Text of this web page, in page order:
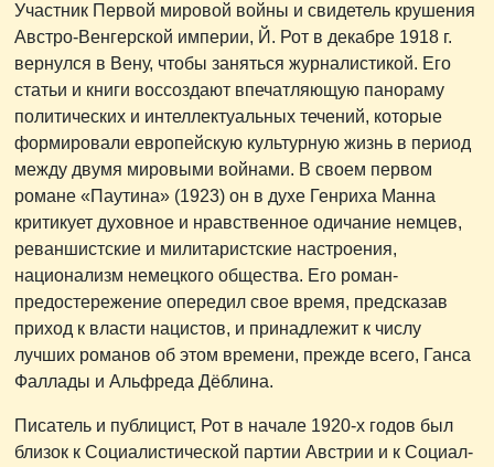
Участник Первой мировой войны и свидетель крушения
Австро-Венгерской империи, Й. Рот в декабре 1918 г.
вернулся в Вену, чтобы заняться журналистикой. Его
статьи и книги воссоздают впечатляющую панораму
политических и интеллектуальных течений, которые
формировали европейскую культурную жизнь в период
между двумя мировыми войнами. В своем первом
романе «Паутина» (1923) он в духе Генриха Манна
критикует духовное и нравственное одичание немцев,
реваншистские и милитаристские настроения,
национализм немецкого общества. Его роман-
предостережение опередил свое время, предсказав
приход к власти нацистов, и принадлежит к числу
лучших романов об этом времени, прежде всего, Ганса
Фаллады и Альфреда Дёблина.
Писатель и публицист, Рот в начале 1920-х годов был
близок к Социалистической партии Австрии и к Социал-